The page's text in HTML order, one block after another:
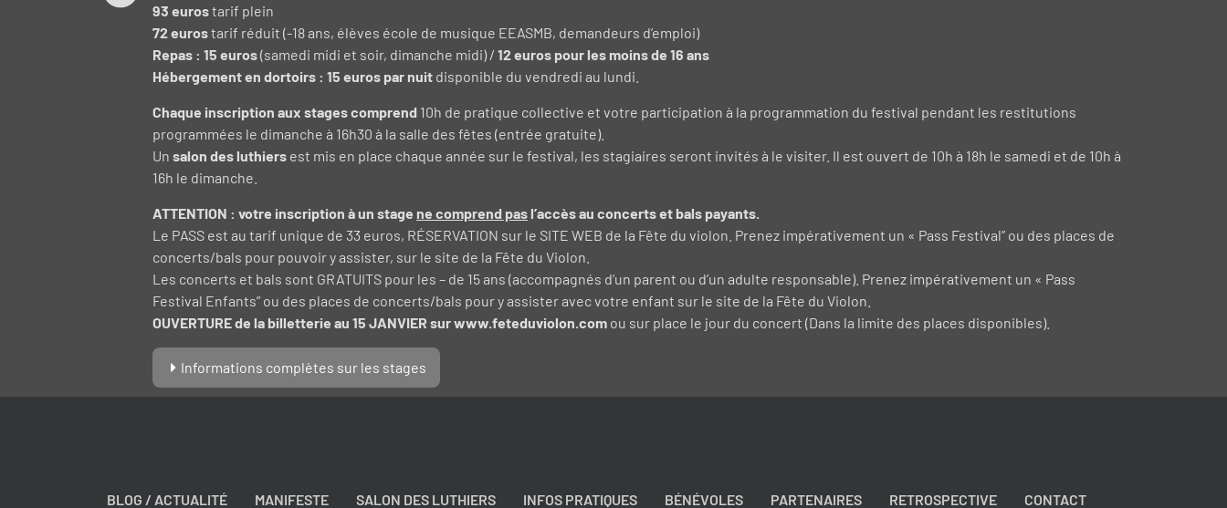
93 eurostarif plein
72 eurostarif réduit (-18 ans, élèves école de musique EEASMB, demandeurs d’emploi)
Repas : 15 euros(samedi midi et soir, dimanche midi) / 12 euros pour les moins de 16 ans
Hébergement en dortoirs : 15 euros par nuit disponible du vendredi au lundi.
Chaque inscription aux stages comprend 10h de pratique collective et votre participation à la programmation du festival pendant les restitutions
programmées le dimanche à 16h30 à la salle des fêtes (entrée gratuite).
Un salon des luthiers est mis en place chaque année sur le festival, les stagiaires seront invités à le visiter. Il est ouvert de 10h à 18h le samedi et de 10h à
16h le dimanche.
ATTENTION : votre inscription à un stage ne comprend pasl’accès au concerts et bals payants.
Le PASS est au tarif unique de 33 euros, RÉSERVATION sur le SITE WEB de la Fête du violon. Prenez impérativement un « Pass Festival” ou des places de
concerts/bals pour pouvoir y assister, sur le site de la Fête du Violon.
Les concerts et bals sont GRATUITS pour les – de 15 ans (accompagnés d’un parent ou d’un adulte responsable). Prenez impérativement un « Pass
Festival Enfants” ou des places de concerts/bals pour y assister avec votre enfant sur le site de la Fête du Violon.
OUVERTURE de la billetterie au 15 JANVIER sur www.feteduviolon.com ou sur place le jour du concert (Dans la limite des places disponibles).
Informations complètes sur les stages
BLOG / ACTUALITÉ MANIFESTE SALON DES LUTHIERS INFOS PRATIQUES BÉNÉVOLES PARTENAIRES RETROSPECTIVE CONTACT